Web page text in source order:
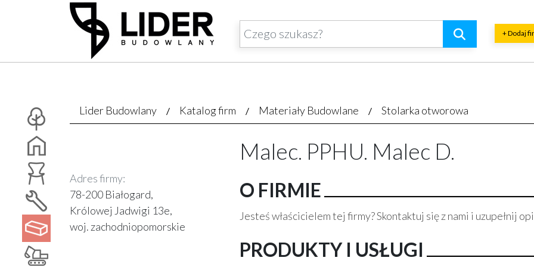
+ Dodaj
Lider Budowlany Katalog firm Materiały Budowlane Stolarka otworowa
Adres firmy:
78-200 Białogard,
Królowej Jadwigi 13e,
woj. zachodniopomorskie
Malec. PPHU. Malec D.
O FIRMIE
Jesteś właścicielem tej firmy? Skontaktuj się z nami i uzupełnij
PRODUKTY I USŁUGI